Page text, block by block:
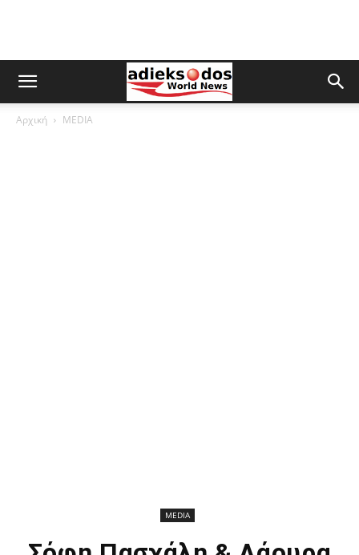
Αρχική MEDIA
MEDIA